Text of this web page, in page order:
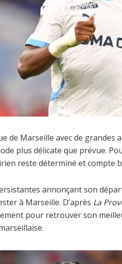
de Marseille avec de
plus délicate que prévue.
reste déterminé et compte
annonçant son
à Marseille. D’après La
pour retrouver son